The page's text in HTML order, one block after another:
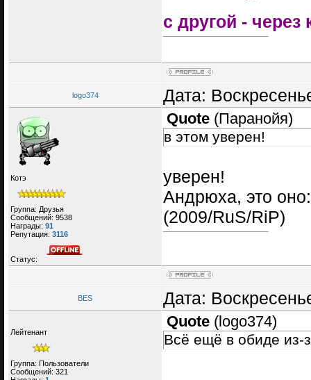
с другой -
logo374 Дата:
Котэ
Группа: Друзья
Сообщений: 9538
Награды: 91
Репутация: 3116
Статус:
Quote (Паранойя)
в этом уверен!
уверен!
Андрюха, это
(2009/RuS/RiP)
BES Дата:
Лейтенант
Группа: Пользователи
Сообщений: 321
Quote ( logo374)
Всё ещё в обиде из-